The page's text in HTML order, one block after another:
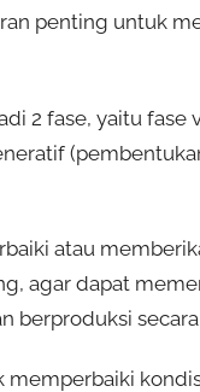
penting untuk
2 fase, yaitu fase
atau
agar dapat
berproduksi